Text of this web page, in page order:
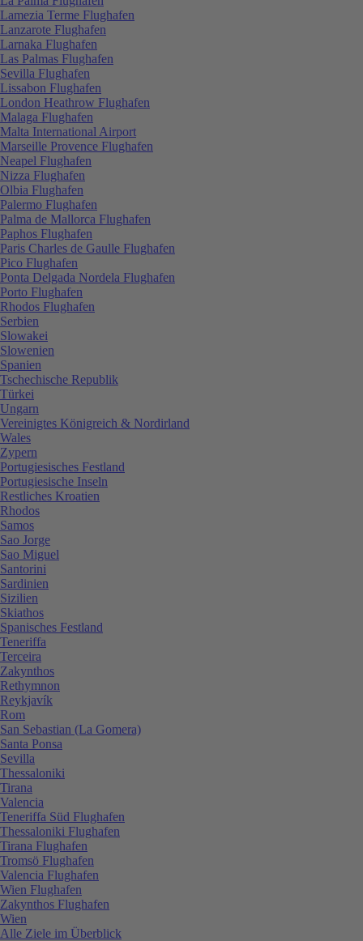
Lamezia Terme Flughafen
Lanzarote Flughafen
Larnaka Flughafen
Las Palmas Flughafen
Sevilla Flughafen
Lissabon Flughafen
London Heathrow Flughafen
Malaga Flughafen
Malta International Airport
Marseille Provence Flughafen
Neapel Flughafen
Nizza Flughafen
Olbia Flughafen
Palermo Flughafen
Palma de Mallorca Flughafen
Paphos Flughafen
Paris Charles de Gaulle Flughafen
Pico Flughafen
Ponta Delgada Nordela Flughafen
Porto Flughafen
Rhodos Flughafen
Serbien
Slowakei
Slowenien
Spanien
Tschechische Republik
Türkei
Ungarn
Vereinigtes Königreich & Nordirland
Wales
Zypern
Portugiesisches Festland
Portugiesische Inseln
Restliches Kroatien
Rhodos
Samos
Sao Jorge
Sao Miguel
Santorini
Sardinien
Sizilien
Skiathos
Spanisches Festland
Teneriffa
Terceira
Zakynthos
Rethymnon
Reykjavík
Rom
San Sebastian (La Gomera)
Santa Ponsa
Sevilla
Thessaloniki
Tirana
Valencia
Teneriffa Süd Flughafen
Thessaloniki Flughafen
Tirana Flughafen
Tromsö Flughafen
Valencia Flughafen
Wien Flughafen
Zakynthos Flughafen
Wien
Alle Ziele im Überblick